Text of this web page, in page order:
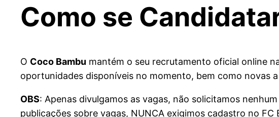
Como se
O Coco Bambu mantém o seu recrutamento oficial online
oportunidades disponíveis no momento, bem como novas
OBS: Apenas divulgamos as vagas, não solicitamos
publicações sobre vagas, NUNCA exigimos cadastro no